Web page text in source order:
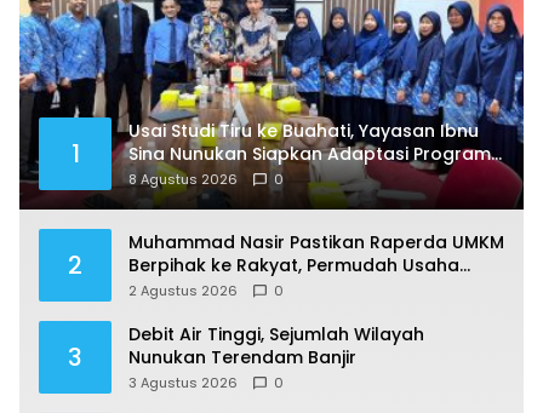
1
Usai Studi Tiru ke Buahati, Yayasan Ibnu
Sina Nunukan Siapkan Adaptasi Program
Pendidikan
8 Agustus 2026 0
2
Muhammad Nasir Pastikan Raperda UMKM
Berpihak ke Rakyat, Permudah Usaha
hingga Perluas Pasar
2 Agustus 2026 0
3
Debit Air Tinggi, Sejumlah Wilayah
Nunukan Terendam Banjir
3 Agustus 2026 0